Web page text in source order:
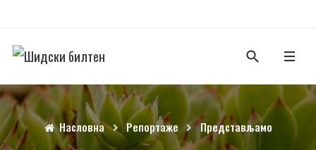
Насловна Репортаже Представљамо